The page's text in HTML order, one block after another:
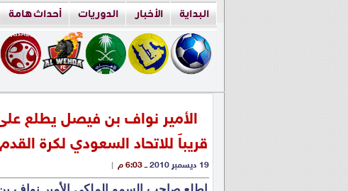
البداية الأخبار الدوريات أحداث هامة
الأمير نواف بن فيصل يطلع
قريباً للاتحاد السعودي لكرة القدم
19 ديسمبر 2010 ــ 6:03 م |